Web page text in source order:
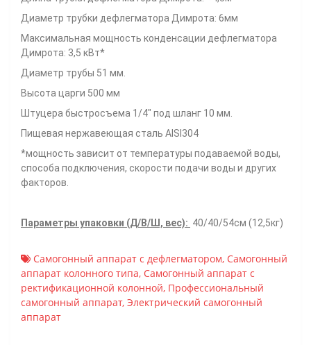
Диаметр трубки дефлегматора Димрота: 6мм
Максимальная мощность конденсации дефлегматора
Димрота: 3,5 кВт*
Диаметр трубы 51 мм.
Высота царги 500 мм
Штуцера быстросъема 1/4" под шланг 10 мм.
Пищевая нержавеющая сталь AISI304
*мощность зависит от температуры подаваемой воды,
способа подключения, скорости подачи воды и других
факторов.
Параметры упаковки (Д/В/Ш, вес): 40/40/54см (12,5кг)
Самогонный аппарат с дефлегматором, Самогонный
аппарат колонного типа, Самогонный аппарат с
ректификационной колонной, Профессиональный
самогонный аппарат, Электрический самогонный
аппарат